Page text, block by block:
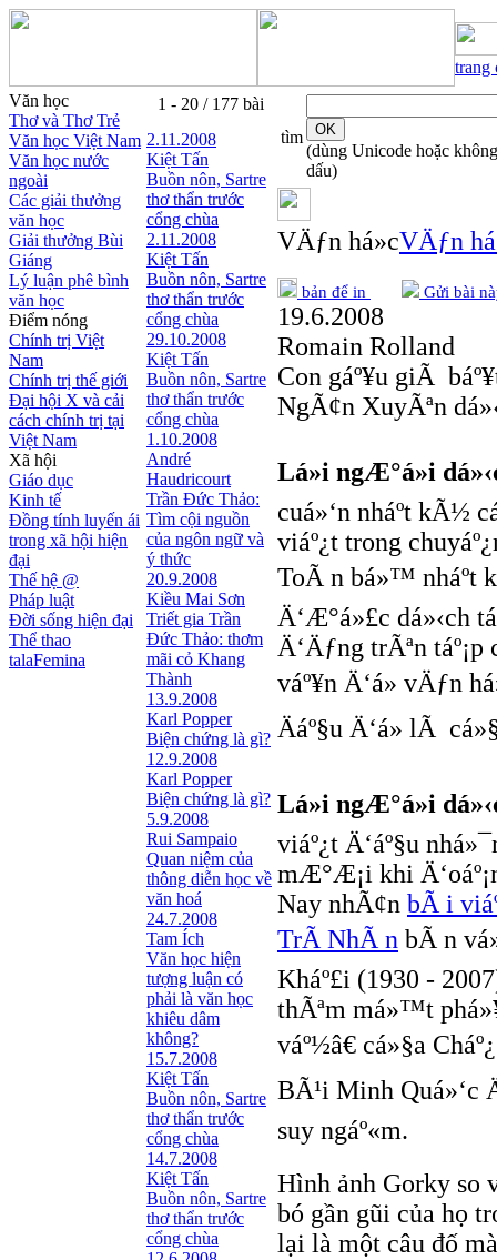
trang
Văn học
Thơ và Thơ Trẻ
Văn học Việt Nam
Văn học nước
ngoài
Các giải thưởng
văn học
Giải thưởng Bùi
Giáng
Lý luận phê bình
văn học
Điểm nóng
Chính trị Việt
Nam
Chính trị thế giới
Đại hội X và cải
cách chính trị tại
Việt Nam
Xã hội
Giáo dục
Kinh tế
Đồng tính luyến ái
trong xã hội hiện
đại
Thế hệ @
Pháp luật
Đời sống hiện đại
Thể thao
talaFemina
1 - 20 / 177 bài
2.11.2008
Kiệt Tấn
Buồn nôn, Sartre
thơ thẩn trước
cổng chùa
2.11.2008
Kiệt Tấn
Buồn nôn, Sartre
thơ thẩn trước
cổng chùa
29.10.2008
Kiệt Tấn
Buồn nôn, Sartre
thơ thẩn trước
cổng chùa
1.10.2008
André
Haudricourt
Trần Đức Thảo:
Tìm cội nguồn
của ngôn ngữ và
ý thức
20.9.2008
Kiều Mai Sơn
Triết gia Trần
Ðức Thảo: thơm
mãi cỏ Khang
Thành
13.9.2008
Karl Popper
Biện chứng là gì?
12.9.2008
Karl Popper
Biện chứng là gì?
5.9.2008
Rui Sampaio
Quan niệm của
thông diễn học về
văn hoá
24.7.2008
Tam Ích
Văn học hiện
tượng luận có
phải là văn học
khiêu dâm
không?
15.7.2008
Kiệt Tấn
Buồn nôn, Sartre
thơ thẩn trước
cổng chùa
14.7.2008
Kiệt Tấn
Buồn nôn, Sartre
thơ thẩn trước
cổng chùa
tìm
(dùng Unicode hoặc không
dấu)
VÄƒn há»cVÄƒn
bản để in Gửi bài
19.6.2008
Romain Rolland
Con gáº¥u giÃ
NgÃ¢n XuyÃªn
Lá»i ngÆ°á»i
cuá»‘n nháº­t kÃ½
viáº¿t trong
ToÃ n bá»™ nháº­t
Ä‘Æ°á»£c dá»‹ch
Ä‘Äƒng trÃªn
váº¥n Ä‘á» vÄƒn
Äáº§u Ä‘á» lÃ
Lá»i ngÆ°á»i
viáº¿t Ä‘áº§u
mÆ°Æ¡i khi
Nay nhÃ¢n bÃ i
TrÃ­ NhÃ n bÃ n
Kháº£i (1930 -
thÃªm má»™t
váº½â€ cá»§a
BÃ¹i Minh Quá»‘c
suy ngáº«m.
Hình ảnh Gorky so
bó gần gũi của họ
lại là một câu đố